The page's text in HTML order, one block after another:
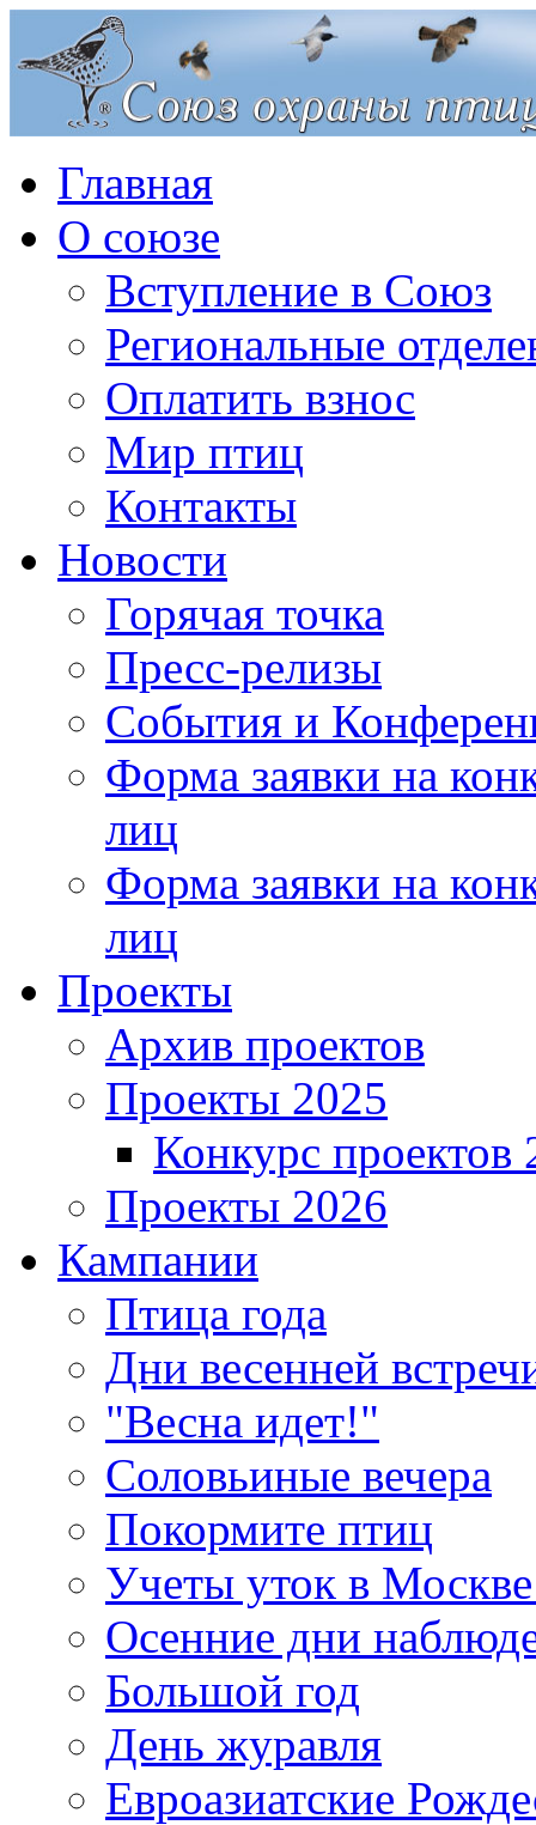
Главная
О союзе
Вступление в Союз
Региональные
Оплатить взнос
Мир птиц
Контакты
Новости
Горячая точка
Пресс-релизы
События и
Форма заявки на
лиц
Форма заявки на
лиц
Проекты
Архив проектов
Проекты 2025
Конкурс проектов
Проекты 2026
Кампании
Птица года
Дни весенней
"Весна идет!"
Соловьиные вечера
Покормите птиц
Учеты уток в
Осенние дни
Большой год
День журавля
Евроазиатские